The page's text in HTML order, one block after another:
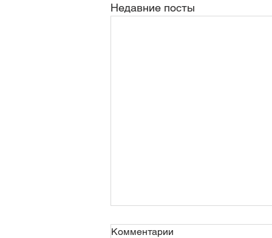
Недавние посты
Комментарии